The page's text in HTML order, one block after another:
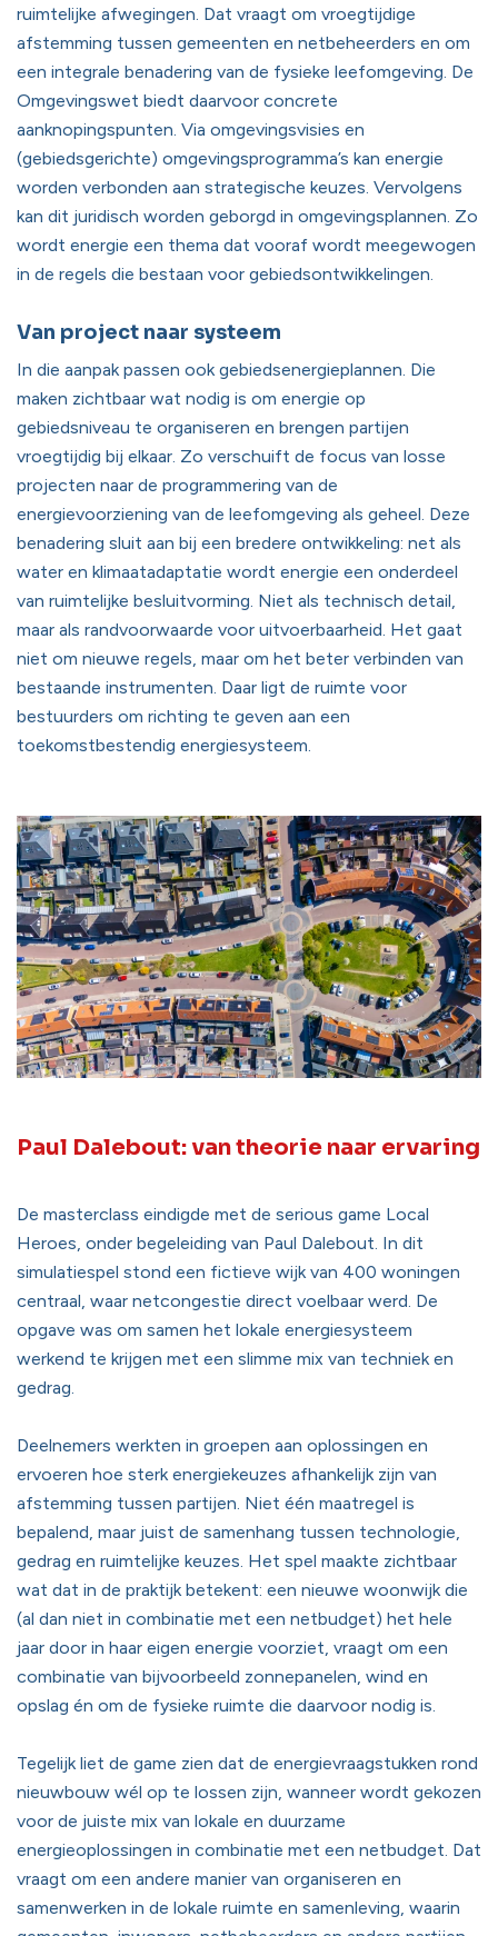
ruimtelijke afwegingen. Dat vraagt om vroegtijdige
afstemming tussen gemeenten en netbeheerders en om
een integrale benadering van de fysieke leefomgeving. De
Omgevingswet biedt daarvoor concrete
aanknopingspunten. Via omgevingsvisies en
(gebiedsgerichte) omgevingsprogramma’s kan energie
worden verbonden aan strategische keuzes. Vervolgens
kan dit juridisch worden geborgd in omgevingsplannen. Zo
wordt energie een thema dat vooraf wordt meegewogen
in de regels die bestaan voor gebiedsontwikkelingen.
Van project naar systeem
In die aanpak passen ook gebiedsenergieplannen. Die
maken zichtbaar wat nodig is om energie op
gebiedsniveau te organiseren en brengen partijen
vroegtijdig bij elkaar. Zo verschuift de focus van losse
projecten naar de programmering van de
energievoorziening van de leefomgeving als geheel. Deze
benadering sluit aan bij een bredere ontwikkeling: net als
water en klimaatadaptatie wordt energie een onderdeel
van ruimtelijke besluitvorming. Niet als technisch detail,
maar als randvoorwaarde voor uitvoerbaarheid. Het gaat
niet om nieuwe regels, maar om het beter verbinden van
bestaande instrumenten. Daar ligt de ruimte voor
bestuurders om richting te geven aan een
toekomstbestendig energiesysteem.
Paul Dalebout: van theorie naar ervaring
De masterclass eindigde met de serious game Local
Heroes, onder begeleiding van Paul Dalebout. In dit
simulatiespel stond een fictieve wijk van 400 woningen
centraal, waar netcongestie direct voelbaar werd. De
opgave was om samen het lokale energiesysteem
werkend te krijgen met een slimme mix van techniek en
gedrag.
Deelnemers werkten in groepen aan oplossingen en
ervoeren hoe sterk energiekeuzes afhankelijk zijn van
afstemming tussen partijen. Niet één maatregel is
bepalend, maar juist de samenhang tussen technologie,
gedrag en ruimtelijke keuzes. Het spel maakte zichtbaar
wat dat in de praktijk betekent: een nieuwe woonwijk die
(al dan niet in combinatie met een netbudget) het hele
jaar door in haar eigen energie voorziet, vraagt om een
combinatie van bijvoorbeeld zonnepanelen, wind en
opslag én om de fysieke ruimte die daarvoor nodig is.
Tegelijk liet de game zien dat de energievraagstukken rond
nieuwbouw wél op te lossen zijn, wanneer wordt gekozen
voor de juiste mix van lokale en duurzame
energieoplossingen in combinatie met een netbudget. Dat
vraagt om een andere manier van organiseren en
samenwerken in de lokale ruimte en samenleving, waarin